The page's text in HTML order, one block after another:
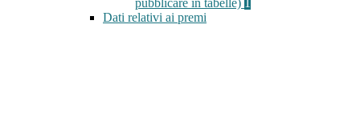
pubblicare in tabelle)
Dati relativi ai premi